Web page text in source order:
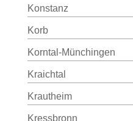
Konstanz
Korb
Korntal-Münchingen
Kraichtal
Krautheim
Kressbronn